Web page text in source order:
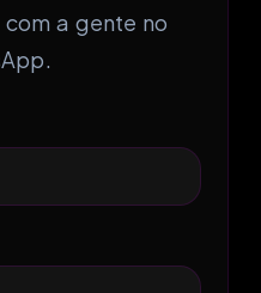
a gente no